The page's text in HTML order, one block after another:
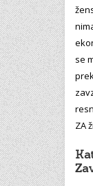
se
ZA